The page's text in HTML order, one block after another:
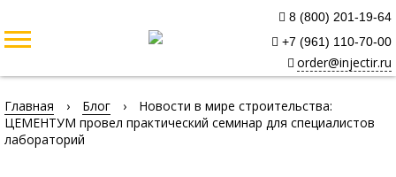
8 (800) 201-19-64
+7 (961) 110-70-00
order@injectir.ru
Главная › Блог ›
Новости в мире строительства:
ЦЕМЕНТУМ провел практический семинар для специалистов
лабораторий